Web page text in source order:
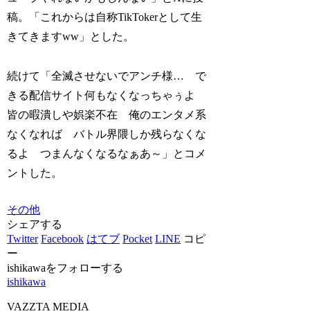
稿。「これからは自称TikTokerとして生
きてきますww」とした。
続けて「全滅させないでアンチ様… で
きる配信サイト何もなくなっちゃぅよ
皆の暇潰しや娯楽不在 俺のエンタメ系
なくなれば バトル界隈しか残らなくな
るよ つまんなくなるなぁあ～」とコメ
ントした。
その他
シェアする
Twitter Facebook はてブ Pocket LINE コピ
ー
ishikawaをフォローする
ishikawa
VAZZTA MEDIA